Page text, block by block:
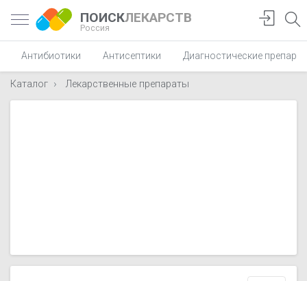
ПОИСКЛЕКАРСТВ
Россия
Антибиотики Антисептики Диагностические
Каталог Лекарственные препараты